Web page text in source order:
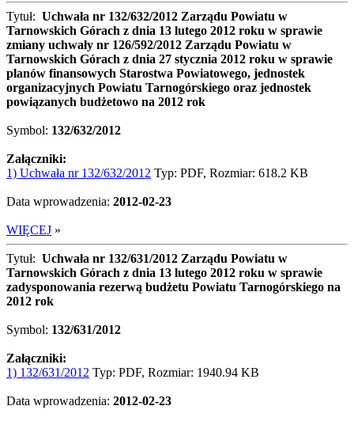
Tytuł: Uchwała nr 132/632/2012 Zarządu Powiatu w
Tarnowskich Górach z dnia 13 lutego 2012 roku w sprawie
zmiany uchwały nr 126/592/2012 Zarządu Powiatu w
Tarnowskich Górach z dnia 27 stycznia 2012 roku w sprawie
planów finansowych Starostwa Powiatowego, jednostek
organizacyjnych Powiatu Tarnogórskiego oraz jednostek
powiązanych budżetowo na 2012 rok
Symbol: 132/632/2012
Załączniki:
1) Uchwała nr 132/632/2012 Typ: PDF, Rozmiar: 618.2 KB
Data wprowadzenia: 2012-02-23
WIĘCEJ »
Tytuł: Uchwała nr 132/631/2012 Zarządu Powiatu w
Tarnowskich Górach z dnia 13 lutego 2012 roku w sprawie
zadysponowania rezerwą budżetu Powiatu Tarnogórskiego na
2012 rok
Symbol: 132/631/2012
Załączniki:
1) 132/631/2012 Typ: PDF, Rozmiar: 1940.94 KB
Data wprowadzenia: 2012-02-23